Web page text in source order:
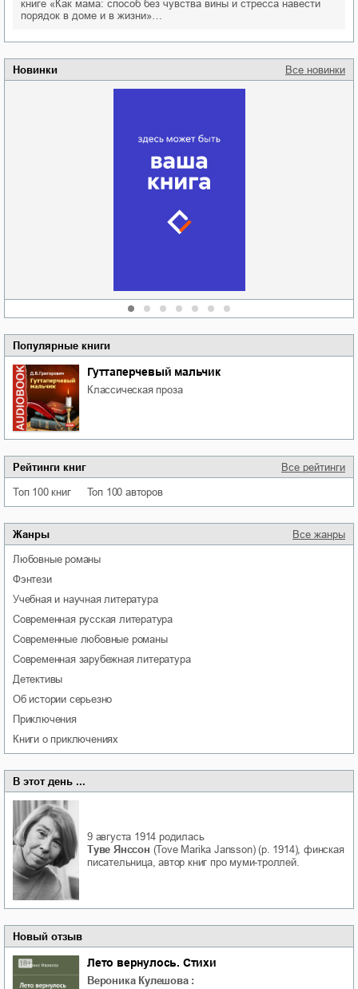
Новинки Все новинки
Популярные книги
Гуттаперчевый мальчик
классическая проза
Рейтинги книг Все рейтинги
Топ 100 книг Топ 100 авторов
Жанры Все жанры
любовные романы
фэнтези
учебная и научная литература
современная русская литература
современные любовные романы
современная зарубежная литература
детективы
об истории серьезно
приключения
книги о приключениях
книге «Как мама: способ без чувства вины и стресса навести
порядок в доме и в жизни»…
В этот день ...
9 августа 1914 родилась
Туве Янссон (Tove Marika Jansson) (р. 1914), финская
писательница, автор книг про муми-троллей.
Новый отзыв
Лето вернулось. Стихи
Вероника Кулешова :